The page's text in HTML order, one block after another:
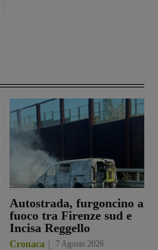
Autostrada, furgoncino a
fuoco tra Firenze sud e
Incisa Reggello
Cronaca 7 Agosto 2026